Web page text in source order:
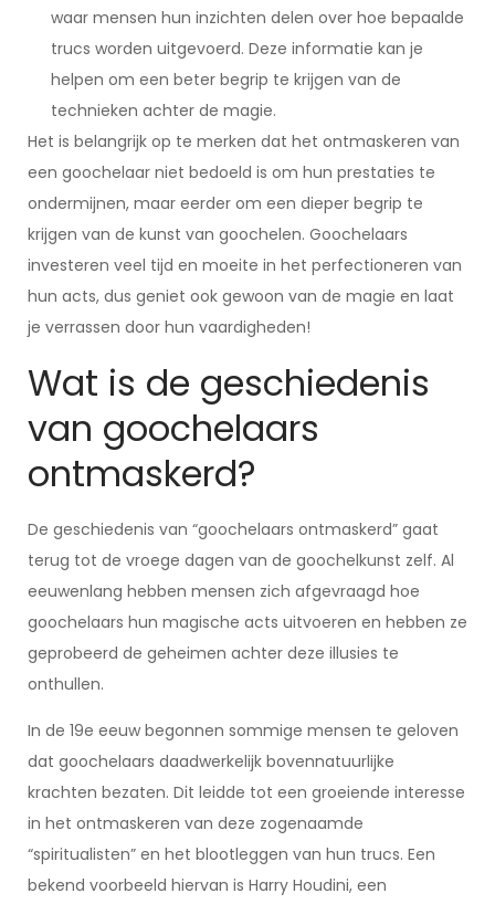
waar mensen hun inzichten delen over hoe bepaalde
trucs worden uitgevoerd. Deze informatie kan je
helpen om een beter begrip te krijgen van de
technieken achter de magie.
Het is belangrijk op te merken dat het ontmaskeren van
een goochelaar niet bedoeld is om hun prestaties te
ondermijnen, maar eerder om een dieper begrip te
krijgen van de kunst van goochelen. Goochelaars
investeren veel tijd en moeite in het perfectioneren van
hun acts, dus geniet ook gewoon van de magie en laat
je verrassen door hun vaardigheden!
Wat is de geschiedenis
van goochelaars
ontmaskerd?
De geschiedenis van “goochelaars ontmaskerd” gaat
terug tot de vroege dagen van de goochelkunst zelf. Al
eeuwenlang hebben mensen zich afgevraagd hoe
goochelaars hun magische acts uitvoeren en hebben ze
geprobeerd de geheimen achter deze illusies te
onthullen.
In de 19e eeuw begonnen sommige mensen te geloven
dat goochelaars daadwerkelijk bovennatuurlijke
krachten bezaten. Dit leidde tot een groeiende interesse
in het ontmaskeren van deze zogenaamde
“spiritualisten” en het blootleggen van hun trucs. Een
bekend voorbeeld hiervan is Harry Houdini, een